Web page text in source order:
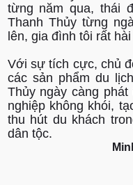
từng năm qua, thái
Thanh Thủy từng
lên, gia đình tôi rất
Với sự tích cực, chủ
các sản phẩm du
Thủy ngày càng
nghiệp không khói,
thu hút du khách
dân tộc.